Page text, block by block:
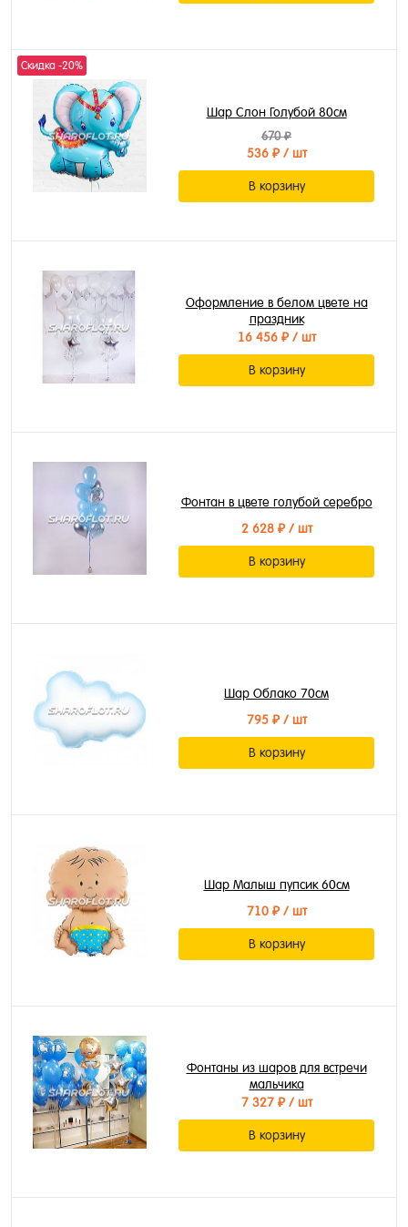
Скидка -20%
Шар Слон Голубой 80см
670 ₽
536 ₽/ шт
В корзину
Оформление в белом цвете на
праздник
16 456 ₽/ шт
В корзину
Фонтан в цвете голубой серебро
2 628 ₽/ шт
В корзину
Шар Облако 70см
795 ₽/ шт
В корзину
Шар Малыш пупсик 60см
710 ₽/ шт
В корзину
Фонтаны из шаров для встречи
мальчика
7 327 ₽/ шт
В корзину